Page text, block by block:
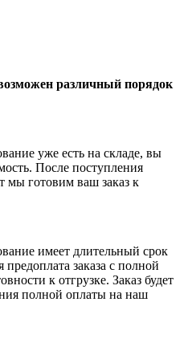
различный порядок
уже есть на складе, вы
После поступления
мы готовим ваш заказ к
имеет длительный срок
заказа с полной
к отгрузке. Заказ будет
полной оплаты на наш